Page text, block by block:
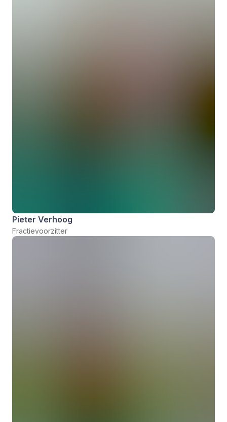
Pieter Verhoog
Fractievoorzitter